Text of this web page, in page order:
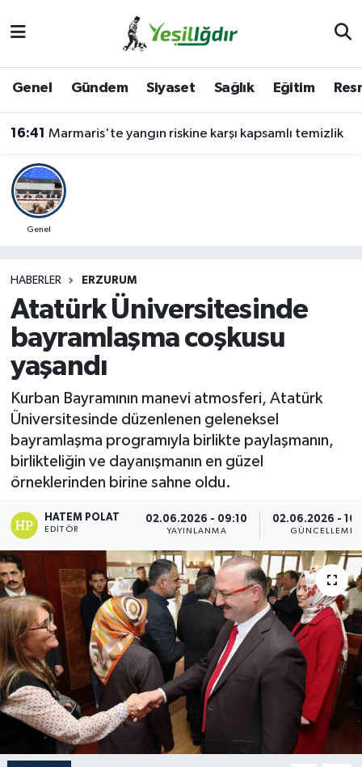
Genel Gündem Siyaset Sağlık Eğitim
16:41 Marmaris'te yangın riskine karşı kapsamlı temizlik
Genel
HABERLER ERZURUM
Atatürk Üniversitesinde
bayramlaşma coşkusu
yaşandı
Kurban Bayramının manevi atmosferi, Atatürk
Üniversitesinde düzenlenen geleneksel
bayramlaşma programıyla birlikte paylaşmanın,
birlikteliğin ve dayanışmanın en güzel
örneklerinden birine sahne oldu.
HATEM POLAT
EDITÖR
02.06.2026 - 09:10
YAYINLANMA
02.06.2026 -
GÜNCELLEME
İğdir Namaz Vakitleri
Iğdır Trafik Yoğunluk Haritası
Süper Lig Puan Durumu ve Fikstür
Son Dakika Haberleri
Haber Arşivi